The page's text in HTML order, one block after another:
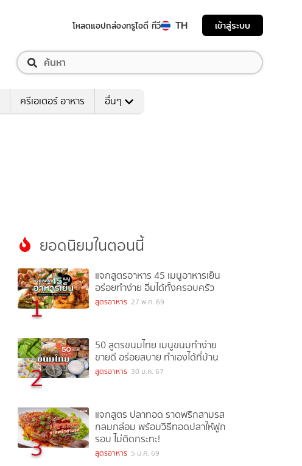
โหลดแอปกล่องทรูไอดี ทีวี TH เข้าสู่ระบบ
ครีเอเตอร์ อาหาร อื่นๆ
ยอดนิยมในตอนนี้
1
แจกสูตรอาหาร 45 เมนูอาหารเย็น
อร่อยทำง่าย อิ่มได้ทั้งครอบครัว
สูตรอาหาร 27 พ.ค. 69
2
50 สูตรขนมไทย เมนูขนมทำง่าย
ขายดี อร่อยสบาย ทำเองได้ที่บ้าน
สูตรอาหาร 30 ม.ค. 67
3
แจกสูตร ปลาทอด ราดพริกสามรส
กลมกล่อม พร้อมวิธีทอดปลาให้ฟูก
รอบ ไม่ติดกระทะ!
สูตรอาหาร 5 ม.ค. 69